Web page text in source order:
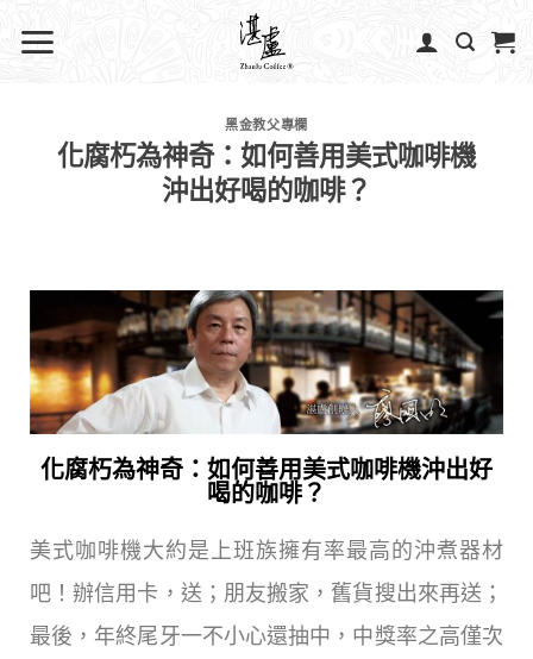
黑金教父專欄
化腐朽為神奇：如何善用美式咖啡機
沖出好喝的咖啡？
化腐朽為神奇：如何善用美式咖啡機沖出好
喝的咖啡？
美式咖啡機大約是上班族擁有率最高的沖煮器材
吧！辦信用卡，送；朋友搬家，舊貨搜出來再送；
最後，年終尾牙一不小心還抽中，中獎率之高僅次